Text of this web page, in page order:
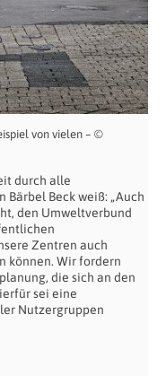
von vielen – ©
durch alle
Beck weiß: „Auch
den Umweltverbund
Zentren auch
können. Wir fordern
die sich an den
sei eine
Nutzergruppen